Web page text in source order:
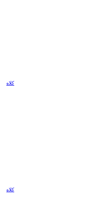
کلاه
کلاه